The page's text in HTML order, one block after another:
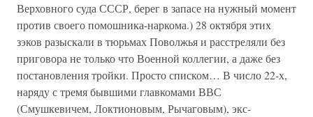
Верховного суда СССР, берег в запасе на нужный момент
против своего помошника-наркома.) 28 октября этих
зэков разыскали в тюрьмах Поволжья и расстреляли без
приговора не только что Военной коллегии, а даже без
постановления тройки. Просто списком… В число 22-х,
наряду с тремя бывшими главкомами ВВС
(Смушкевичем, Локтионовым, Рычаговым), экс-